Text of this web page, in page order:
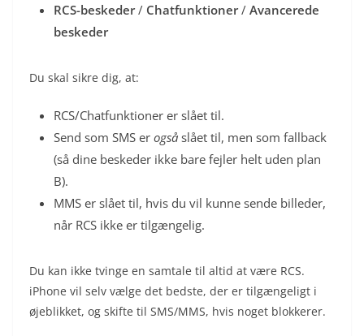
RCS-beskeder/ Chatfunktioner/ Avancerede
beskeder
Du skal sikre dig, at:
RCS/Chatfunktioner er slået til.
Send som SMS er også slået til, men som fallback
(så dine beskeder ikke bare fejler helt uden plan
B).
MMS er slået til, hvis du vil kunne sende billeder,
når RCS ikke er tilgængelig.
Du kan ikke tvinge en samtale til altid at være RCS.
iPhone vil selv vælge det bedste, der er tilgængeligt i
øjeblikket, og skifte til SMS/MMS, hvis noget blokkerer.